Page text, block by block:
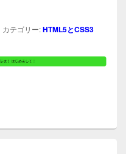
ビ
ー
シ
カテゴリー:HTML5とCSS3